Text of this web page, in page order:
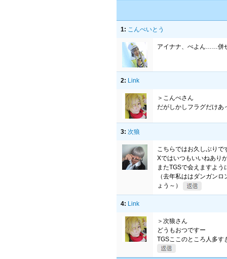
1: こんぺいとう
アイナナ、ぺよん……併
2: Link
＞こんぺさん
だがしかしフラグだけ
3: 次狼
こちらではお久しぶりで
Xではいつもいいねあり
またTGSで会えますよう
（去年私ははダンガン
ょう～）
4: Link
＞次狼さん
どうもおつですー
TGSここのところ人多